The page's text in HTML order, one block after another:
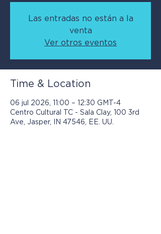
Las entradas no están a la
venta
Ver otros eventos
Time & Location
06 jul 2026, 11:00 – 12:30 GMT-4
Centro Cultural TC - Sala Clay, 100 3rd
Ave, Jasper, IN 47546, EE. UU.